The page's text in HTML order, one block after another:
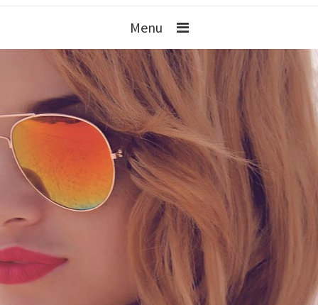
Menu